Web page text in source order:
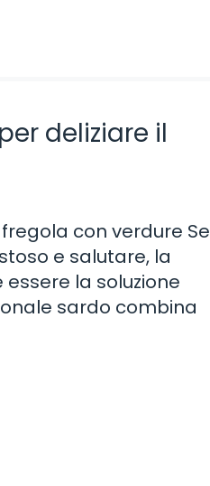
deliziare il
con verdure Se
e salutare, la
la soluzione
sardo combina